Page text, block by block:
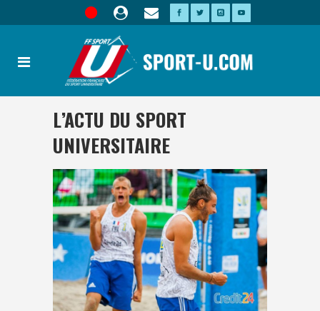
L’ACTU DU SPORT
UNIVERSITAIRE